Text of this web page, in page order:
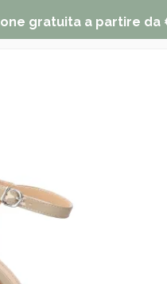
gratuita a partire da